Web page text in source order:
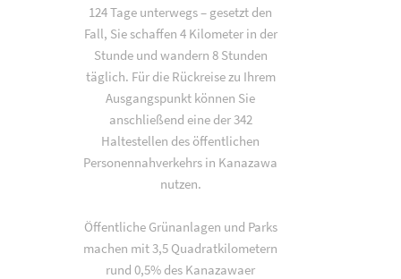
124 Tage unterwegs – gesetzt den
Fall, Sie schaffen 4 Kilometer in der
Stunde und wandern 8 Stunden
täglich. Für die Rückreise zu Ihrem
Ausgangspunkt können Sie
anschließend eine der 342
Haltestellen des öffentlichen
Personennahverkehrs in Kanazawa
nutzen.
Öffentliche Grünanlagen und Parks
machen mit 3,5 Quadratkilometern
rund 0,5% des Kanazawaer